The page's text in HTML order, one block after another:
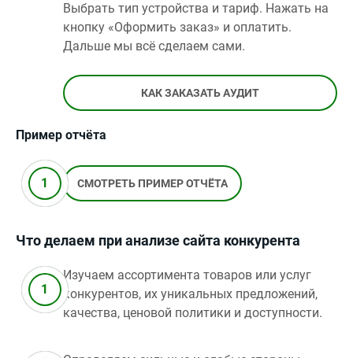
Выбрать тип устройства и тариф. Нажать на
кнопку «Оформить заказ» и оплатить.
Дальше мы всё сделаем сами.
КАК ЗАКАЗАТЬ АУДИТ
Пример отчёта
СМОТРЕТЬ ПРИМЕР ОТЧЁТА
Что делаем при анализе сайта конкурента
Изучаем ассортимента товаров или услуг
конкурентов, их уникальных предложений,
качества, ценовой политики и доступности.